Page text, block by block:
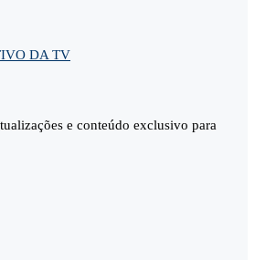
DA TV
e conteúdo exclusivo para